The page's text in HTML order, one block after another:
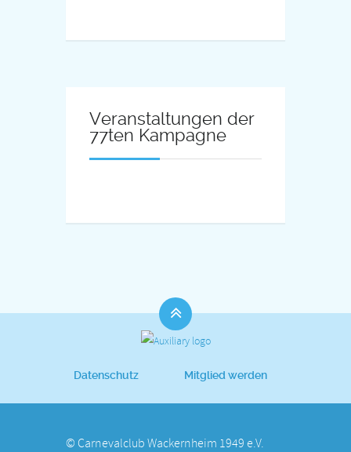
Veranstaltungen der
77ten Kampagne
Datenschutz Mitglied werden
© Carnevalclub Wackernheim 1949 e.V.